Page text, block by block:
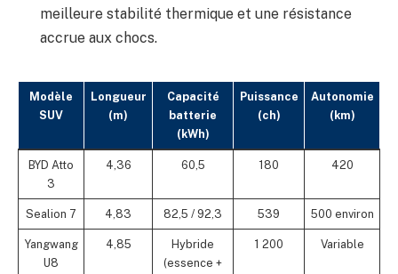
meilleure stabilité thermique et une résistance
accrue aux chocs.
Modèle
SUV
Longueur
(m)
Capacité
batterie
(kWh)
Puissance
(ch)
Autonomie
(km)
BYD Atto
3
4,36 60,5 180 420
Sealion 7 4,83 82,5 / 92,3 539 500 environ
Yangwang
U8
4,85
Hybride
(essence +
1 200 Variable